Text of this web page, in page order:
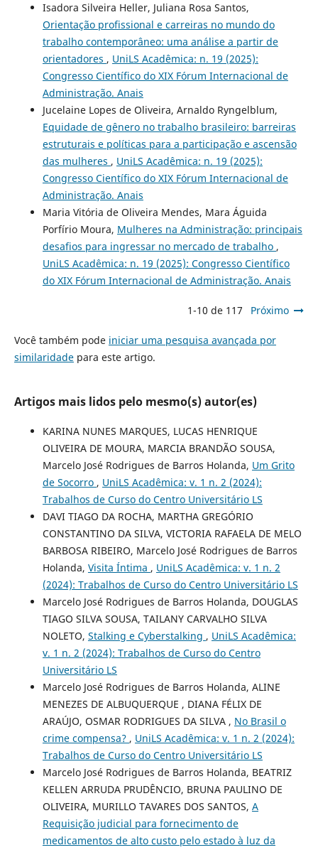
Isadora Silveira Heller, Juliana Rosa Santos,
Orientação profissional e carreiras no mundo do
trabalho contemporâneo: uma análise a partir de
orientadores , UniLS Acadêmica: n. 19 (2025):
Congresso Científico do XIX Fórum Internacional de
Administração. Anais
Jucelaine Lopes de Oliveira, Arnaldo Ryngelblum,
Equidade de gênero no trabalho brasileiro: barreiras
estruturais e políticas para a participação e ascensão
das mulheres , UniLS Acadêmica: n. 19 (2025):
Congresso Científico do XIX Fórum Internacional de
Administração. Anais
Maria Vitória de Oliveira Mendes, Mara Águida
Porfírio Moura, Mulheres na Administração: principais
desafios para ingressar no mercado de trabalho ,
UniLS Acadêmica: n. 19 (2025): Congresso Científico
do XIX Fórum Internacional de Administração. Anais
1-10 de 117 Próximo
Você também pode iniciar uma pesquisa avançada por
similaridadepara este artigo.
Artigos mais lidos pelo mesmo(s) autor(es)
KARINA NUNES MARQUES, LUCAS HENRIQUE
OLIVEIRA DE MOURA, MARCIA BRANDÃO SOUSA,
Marcelo José Rodrigues de Barros Holanda, Um Grito
de Socorro , UniLS Acadêmica: v. 1 n. 2 (2024):
Trabalhos de Curso do Centro Universitário LS
DAVI TIAGO DA ROCHA, MARTHA GREGÓRIO
CONSTANTINO DA SILVA, VICTORIA RAFAELA DE MELO
BARBOSA RIBEIRO, Marcelo José Rodrigues de Barros
Holanda, Visita Íntima , UniLS Acadêmica: v. 1 n. 2
(2024): Trabalhos de Curso do Centro Universitário LS
Marcelo José Rodrigues de Barros Holanda, DOUGLAS
TIAGO SILVA SOUSA, TAILANY CARVALHO SILVA
NOLETO, Stalking e Cyberstalking , UniLS Acadêmica:
v. 1 n. 2 (2024): Trabalhos de Curso do Centro
Universitário LS
Marcelo José Rodrigues de Barros Holanda, ALINE
MENEZES DE ALBUQUERQUE , DIANA FÉLIX DE
ARAÚJO, OSMAR RODRIGUES DA SILVA , No Brasil o
crime compensa? , UniLS Acadêmica: v. 1 n. 2 (2024):
Trabalhos de Curso do Centro Universitário LS
Marcelo José Rodrigues de Barros Holanda, BEATRIZ
KELLEN ARRUDA PRUDÊNCIO, BRUNA PAULINO DE
OLIVEIRA, MURILLO TAVARES DOS SANTOS, A
Requisição judicial para fornecimento de
medicamentos de alto custo pelo estado à luz da